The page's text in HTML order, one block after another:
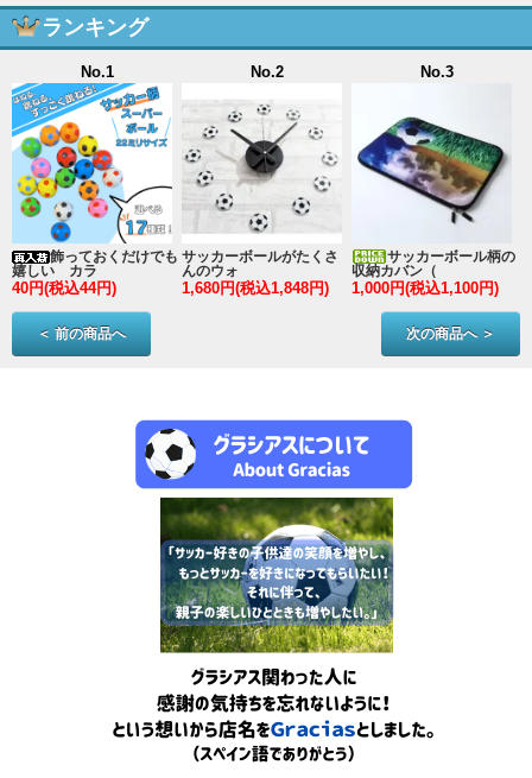
ランキング
No.1
飾っておくだけでも
嬉しい カラ
40円(税込44円)
No.2
サッカーボールがたくさ
んのウォ
1,680円(税込1,848円)
No.3
サッカーボール柄の
収納カバン（
1,000円(税込1,100円)
＜ 前の商品へ 次の商品へ ＞